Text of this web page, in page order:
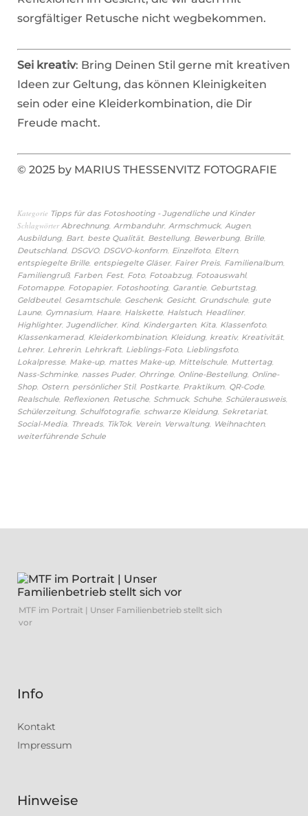
sorgfältiger Retusche nicht wegbekommen.
Sei kreativ: Bring Deinen Stil gerne mit kreativen
Ideen zur Geltung, das können Kleinigkeiten
sein oder eine Kleiderkombination, die Dir
Freude macht.
© 2025 by MARIUS THESSENVITZ FOTOGRAFIE
Kategorie Tipps für das Fotoshooting - Jugendliche und Kinder
Schlagwörter Abrechnung Armbanduhr, Armschmuck, Augen,
Ausbildung Bart beste Qualität Bestellung Bewerbung Brille
Deutschland, DSGVO, DSGVO-konform Einzelfoto, Eltern,
entspiegelte Brille entspiegelte Gläser, Fairer Preis Familienalbum
Familiengruß, Farben, Fest Foto, Fotoabzug Fotoauswahl,
Fotomappe Fotopapier, Fotoshooting Garantie Geburtstag
Geldbeutel, Gesamtschule Geschenk, Gesicht Grundschule gute
Laune Gymnasium Haare Halskette Halstuch, Headliner,
Highlighter, Jugendlicher, Kind, Kindergarten, Kita Klassenfoto,
Klassenkamerad, Kleiderkombination, Kleidung kreativ, Kreativität
Lehrer, Lehrerin, Lehrkraft Lieblings-Foto, Lieblingsfoto,
Lokalpresse Make-up mattes Make-up Mittelschule Muttertag
Nass-Schminke nasses Puder, Ohrringe Online-Bestellung Online-
Shop Ostern, persönlicher Stil, Postkarte Praktikum QR-Code
Realschule Reflexionen, Retusche Schmuck, Schuhe Schülerausweis
Schülerzeitung Schulfotografie schwarze Kleidung Sekretariat
Social-Media Threads TikTok, Verein, Verwaltung Weihnachten,
weiterführende Schule
MTF im Portrait | Unser Familienbetrieb stellt sich
vor
Info
Kontakt
Impressum
Hinweise